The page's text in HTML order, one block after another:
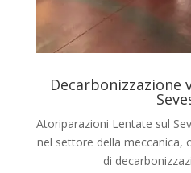
Decarbonizzazione
Atoriparazioni Lentate sul
nel settore della meccanica,
di